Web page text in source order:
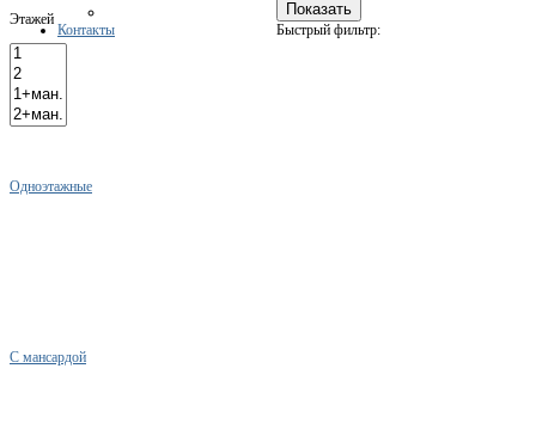
Контакты
Этажей
Быстрый фильтр:
Одноэтажные
С мансардой